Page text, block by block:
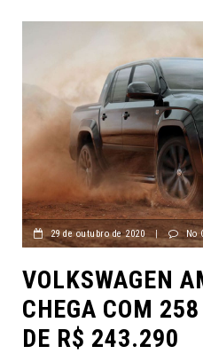
29 de outubro de 2020 | No
VOLKSWAGEN
CHEGA COM
DE R$ 243.290